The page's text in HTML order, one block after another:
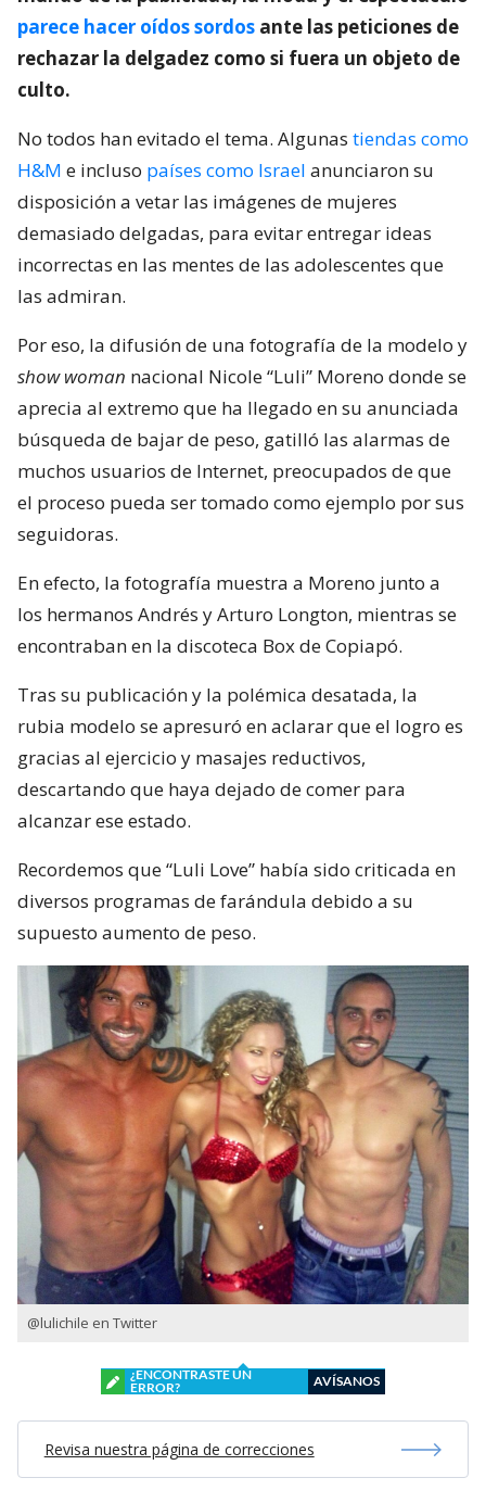
parece hacer oídos sordos ante las peticiones de
rechazar la delgadez como si fuera un objeto de
culto.
No todos han evitado el tema. Algunas tiendas como
H&M e incluso países como Israel anunciaron su
disposición a vetar las imágenes de mujeres
demasiado delgadas, para evitar entregar ideas
incorrectas en las mentes de las adolescentes que
las admiran.
Por eso, la difusión de una fotografía de la modelo y
show woman nacional Nicole “Luli” Moreno donde se
aprecia al extremo que ha llegado en su anunciada
búsqueda de bajar de peso, gatilló las alarmas de
muchos usuarios de Internet, preocupados de que
el proceso pueda ser tomado como ejemplo por sus
seguidoras.
En efecto, la fotografía muestra a Moreno junto a
los hermanos Andrés y Arturo Longton, mientras se
encontraban en la discoteca Box de Copiapó.
Tras su publicación y la polémica desatada, la
rubia modelo se apresuró en aclarar que el logro es
gracias al ejercicio y masajes reductivos,
descartando que haya dejado de comer para
alcanzar ese estado.
Recordemos que “Luli Love” había sido criticada en
diversos programas de farándula debido a su
supuesto aumento de peso.
@lulichile en Twitter
¿ENCONTRASTE UN
ERROR?
AVÍSANOS
Revisa nuestra página de correcciones